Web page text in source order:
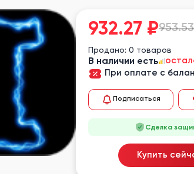
932.27 ₽
Продано: 0 товаров
В наличии есть
При оплате с
Подписаться
Сделка
Купить